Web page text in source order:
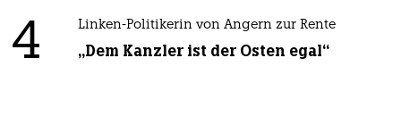
4 Linken-Politikerin von Angern zur Rente
„Dem Kanzler ist der Osten egal“